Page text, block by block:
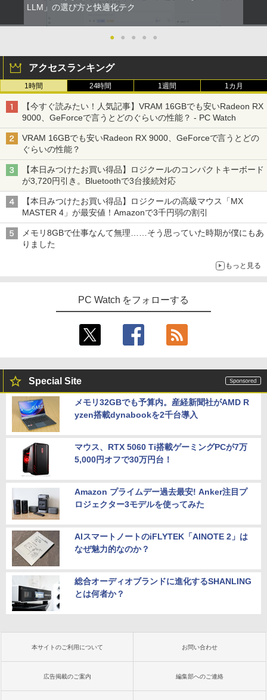
LLM」の選び方と快適化テク
● ● ● ● ●
アクセスランキング
1時間 24時間 1週間 1カ月
【今すぐ読みたい！人気記事】VRAM 16GBでも安いRadeon RX
9000、GeForceで言うとどのぐらいの性能？ - PC Watch
VRAM 16GBでも安いRadeon RX 9000、GeForceで言うとどの
ぐらいの性能？
【本日みつけたお買い得品】ロジクールのコンパクトキーボード
が3,720円引き。Bluetoothで3台接続対応
【本日みつけたお買い得品】ロジクールの高級マウス「MX
MASTER 4」が最安値！Amazonで3千円弱の割引
メモリ8GBで仕事なんて無理……そう思っていた時期が僕にもあ
りました
もっと見る
PC Watch をフォローする
Special Site
メモリ32GBでも予算内。産経新聞社がAMD R
yzen搭載dynabookを2千台導入
マウス、RTX 5060 Ti搭載ゲーミングPCが7万
5,000円オフで30万円台！
Amazon プライムデー過去最安! Anker注目プ
ロジェクター3モデルを使ってみた
AIスマートノートのiFLYTEK「AINOTE 2」は
なぜ魅力的なのか？
総合オーディオブランドに進化するSHANLING
とは何者か？
本サイトのご利用について お問い合わせ
広告掲載のご案内 編集部へのご連絡